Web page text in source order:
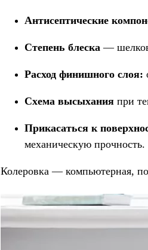
Антисептические
Степень блеска —
Расход финишного слоя:
Схема высыхания при
Прикасаться к
механическую прочность.
Колеровка — компьютерная,